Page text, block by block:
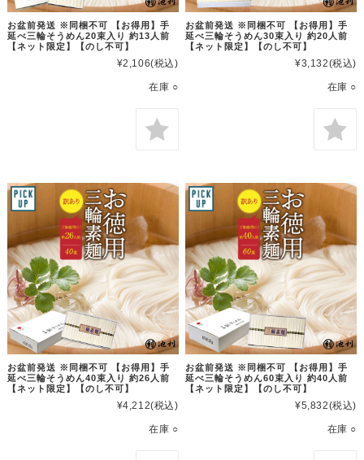
お盆前発送 ※同梱不可 【お得用】手
延べ三輪そうめん20束入り 約13人前
【ネット限定】【のし不可】
¥2,106(税込)
在庫 ○
お盆前発送 ※同梱不可 【お得用】手
延べ三輪そうめん30束入り 約20人前
【ネット限定】【のし不可】
¥3,132(税込)
在庫 ○
お盆前発送 ※同梱不可 【お得用】手
延べ三輪そうめん40束入り 約26人前
【ネット限定】【のし不可】
¥4,212(税込)
在庫 ○
お盆前発送 ※同梱不可 【お得用】手
延べ三輪そうめん60束入り 約40人前
【ネット限定】【のし不可】
¥5,832(税込)
在庫 ○